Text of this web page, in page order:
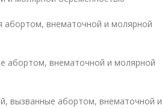
абортом, внематочной и молярной
абортом, внематочной и молярной
вызванные абортом, внематочной и